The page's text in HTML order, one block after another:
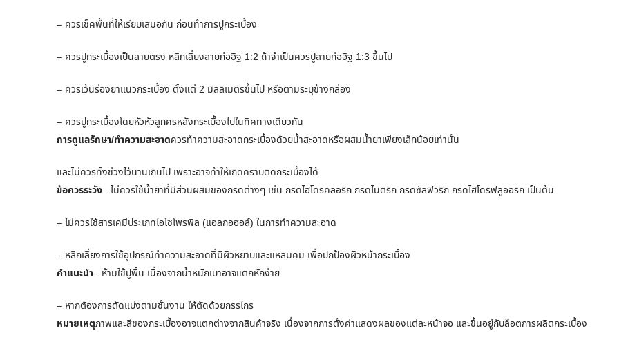
– ควรเช็คพื้นที่ให้เรียบเสมอกัน ก่อนทำการปูกระเบื้อง
– ควรปูกระเบื้องเป็นลายตรง หลีกเลี่ยงลายก่ออิฐ 1:2 ถ้าจำเป็นควรปูลายก่ออิฐ 1:3 ขึ้นไป
– ควรเว้นร่องยาแนวกระเบื้อง ตั้งแต่ 2 มิลลิเมตรขึ้นไป หรือตามระบุข้างกล่อง
– ควรปูกระเบื้องโดยหัวหัวลูกศรหลังกระเบื้องไปในทิศทางเดียวกัน
การดูแลรักษา/ทำความสะอาดควรทำความสะอาดกระเบื้องด้วยน้ำสะอาดหรือผสมน้ำยาเพียงเล็กน้อยเท่านั้น
และไม่ควรทิ้งช่วงไว้นานเกินไป เพราะอาจทำให้เกิดคราบติดกระเบื้องได้
ข้อควรระวัง– ไม่ควรใช้น้ำยาที่มีส่วนผสมของกรดต่างๆ เช่น กรดไฮโดรคลอริก กรดไนตริก กรดซัลฟิวริก กรดไฮโดรฟลูออริก เป็นต้น
– ไม่ควรใช้สารเคมีประเภทไอโซโพรพิล (แอลกอฮอล์) ในการทำความสะอาด
– หลีกเลี่ยงการใช้อุปกรณ์ทำความสะอาดที่มีผิวหยาบและแหลมคม เพื่อปกป้องผิวหน้ากระเบื้อง
คำแนะนำ– ห้ามใช้ปูพื้น เนื่องจากน้ำหนักเบาอาจแตกหักง่าย
– หากต้องการตัดแบ่งตามชั้นงาน ให้ตัดด้วยกรรไกร
หมายเหตุภาพและสีของกระเบื้องอาจแตกต่างจากสินค้าจริง เนื่องจากการตั้งค่าแสดงผลของแต่ละหน้าจอ และขึ้นอยู่กับล็อตการผลิตกระเบื้อง